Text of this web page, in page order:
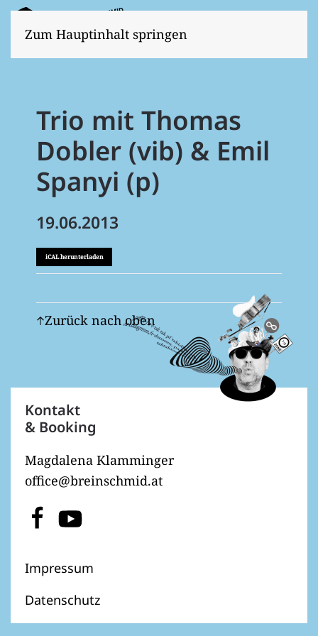
Zum Hauptinhalt springen
Trio mit Thomas
Dobler (vib) & Emil
Spanyi (p)
19.06.2013
iCAL herunterladen
Zurück nach oben
Kontakt
& Booking
Magdalena Klamminger
office@breinschmid.at
Impressum
Datenschutz